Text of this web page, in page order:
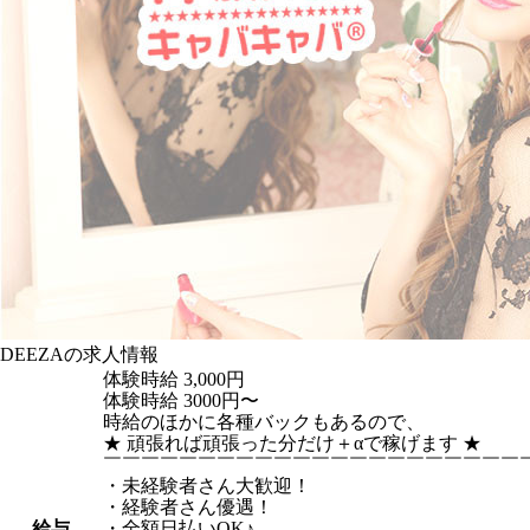
DEEZAの求人情報
体験時給 3,000円
体験時給 3000円〜
時給のほかに各種バックもあるので、
★ 頑張れば頑張った分だけ＋αで稼げます ★
￣￣￣￣￣￣￣￣￣￣￣￣￣￣￣￣￣￣￣￣￣￣
・未経験者さん大歓迎！
・経験者さん優遇！